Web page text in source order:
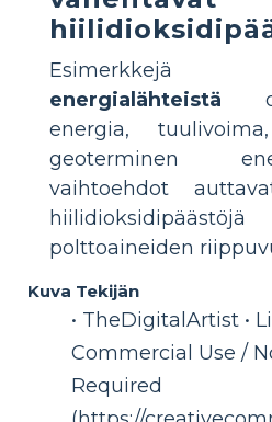
energialähteistä
energia,
geoterminen
vaihtoehdot
polttoaineiden
Kuva Tekijän
• TheDigitalArtist •
Commercial Use /
Required